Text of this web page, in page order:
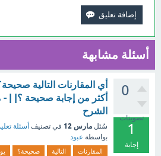
أسئلة مشابهة
0
تصويتات
1
إجابة
أي المقارنات التالية
أكثر من إجابة صحيحة ؟| | -
الشرح
سُئل مارس 12 في تصنيف أسئلة
بواسطة عبود
المقارنات التالية صحيحة؟